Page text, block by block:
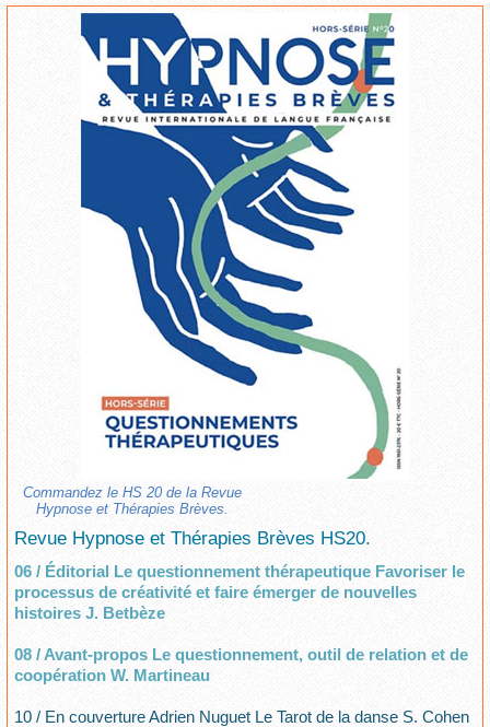
Commandez le HS 20 de la Revue
Hypnose et Thérapies Brèves.
Revue Hypnose et Thérapies Brèves HS20.
06 / Éditorial Le questionnement thérapeutique Favoriser le
processus de créativité et faire émerger de nouvelles
histoires J. Betbèze
08 / Avant-propos Le questionnement, outil de relation et de
coopération W. Martineau
10 / En couverture Adrien Nuguet Le Tarot de la danse S. Cohen